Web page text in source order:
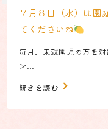
７月８日（水）は園
てくださいね
毎月、未就園児の方を
ン...
続きを読む